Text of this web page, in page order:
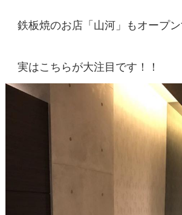
鉄板焼のお店「山河」もオープ
実はこちらが大注目です！！